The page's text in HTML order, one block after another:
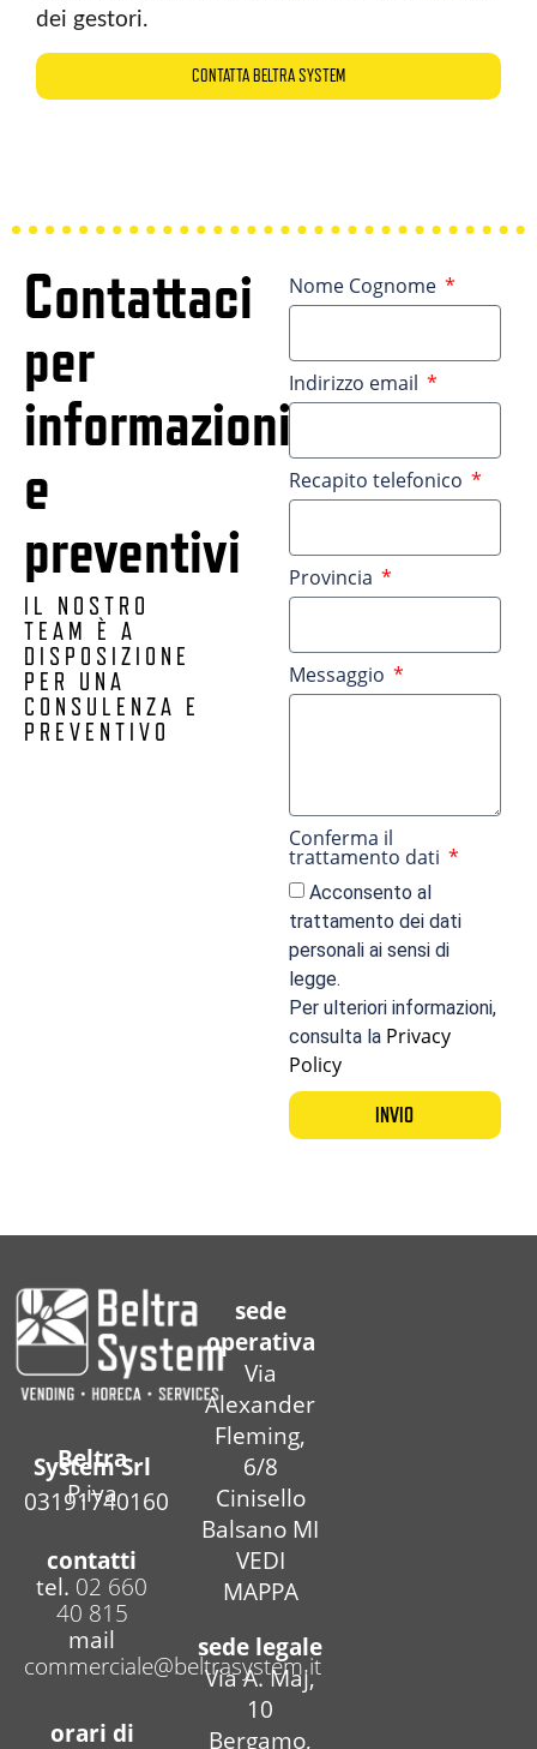
dei gestori.
CONTATTA BELTRA SYSTEM
Contattaci
per
informazioni
e
preventivi
IL NOSTRO
TEAM È A
DISPOSIZIONE
PER UNA
CONSULENZA E
PREVENTIVO
Nome Cognome
Indirizzo email
Recapito telefonico
Provincia
Messaggio
Conferma il
trattamento dati
Acconsento al
trattamento dei dati
personali ai sensi di
legge.
Per ulteriori informazioni,
consulta la Privacy
Policy
INVIO
Beltra
System Srl
P.iva
03191740160
contatti
tel. 02 660
40 815
mail
commerciale@beltrasystem.it
orari di
sede
operativa
Via
Alexander
Fleming,
6/8
Cinisello
Balsano MI
VEDI
MAPPA
sede legale
Via A. Maj,
10
Bergamo,